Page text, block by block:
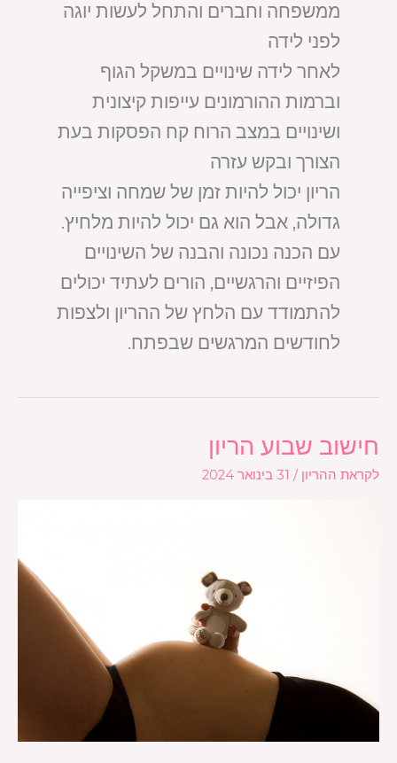
ממשפחה וחברים והתחל לעשות יוגה
לפני לידה
לאחר לידה שינויים במשקל הגוף
וברמות ההורמונים עייפות קיצונית
ושינויים במצב הרוח קח הפסקות בעת
הצורך ובקש עזרה
הריון יכול להיות זמן של שמחה וציפייה
גדולה, אבל הוא גם יכול להיות מלחיץ.
עם הכנה נכונה והבנה של השינויים
הפיזיים והרגשיים, הורים לעתיד יכולים
להתמודד עם הלחץ של ההריון ולצפות
לחודשים המרגשים שבפתח.
חישוב שבוע הריון
לקראת ההריון / 31 בינואר 2024
חישוב